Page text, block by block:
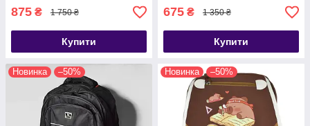
875 ₴ 1 750 ₴
Купити
675 ₴ 1 350 ₴
Купити
Новинка –50% Новинка –50%